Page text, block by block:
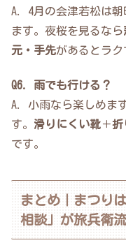
A. 4月の会津若松は朝
ます。夜桜を見るなら
元・手先があるとラク
Q6. 雨でも行ける？
A. 小雨なら楽しめま
す。 滑りにくい靴＋折
です。
まとめ｜まつり
相談」が旅兵衛